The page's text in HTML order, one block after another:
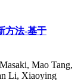
方法-基于
Mao Tang,
Li, Xiaoying